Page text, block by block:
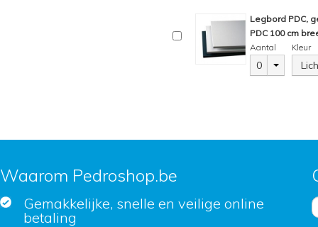
Legbord PDC,
PDC 100 cm
Aantal
0
Kleur
Waarom Pedroshop.be
Gemakkelijke, snelle en veilige online
betaling